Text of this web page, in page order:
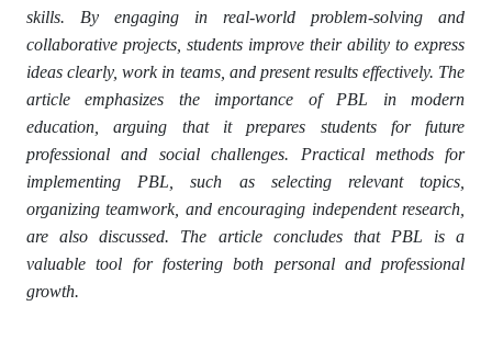
skills. By engaging in real-world problem-solving and
collaborative projects, students improve their ability to express
ideas clearly, work in teams, and present results effectively. The
article emphasizes the importance of PBL in modern
education, arguing that it prepares students for future
professional and social challenges. Practical methods for
implementing PBL, such as selecting relevant topics,
organizing teamwork, and encouraging independent research,
are also discussed. The article concludes that PBL is a
valuable tool for fostering both personal and professional
growth.